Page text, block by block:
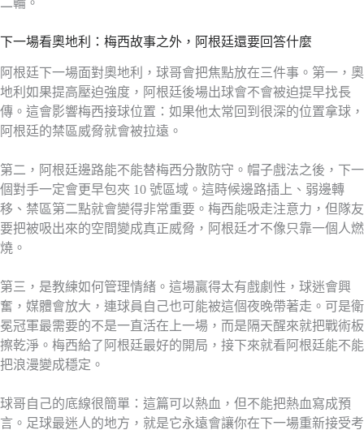
下一場看奧地利：梅西故事之外，阿根廷還要回答什麼
阿根廷下一場面對奧地利，球哥會把焦點放在三件事。第一，奧
地利如果提高壓迫強度，阿根廷後場出球會不會被迫提早找長
傳。這會影響梅西接球位置：如果他太常回到很深的位置拿球，
阿根廷的禁區威脅就會被拉遠。
第二，阿根廷邊路能不能替梅西分散防守。帽子戲法之後，下一
個對手一定會更早包夾 10 號區域。這時候邊路插上、弱邊轉
移、禁區第二點就會變得非常重要。梅西能吸走注意力，但隊友
要把被吸出來的空間變成真正威脅，阿根廷才不像只靠一個人燃
燒。
第三，是教練如何管理情緒。這場贏得太有戲劇性，球迷會興
奮，媒體會放大，連球員自己也可能被這個夜晚帶著走。可是衛
冕冠軍最需要的不是一直活在上一場，而是隔天醒來就把戰術板
擦乾淨。梅西給了阿根廷最好的開局，接下來就看阿根廷能不能
把浪漫變成穩定。
球哥自己的底線很簡單：這篇可以熱血，但不能把熱血寫成預
言。足球最迷人的地方，就是它永遠會讓你在下一場重新接受考